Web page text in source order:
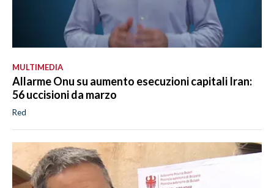
MULTIMEDIA
Allarme Onu su aumento esecuzioni capitali Iran:
56 uccisioni da marzo
Red